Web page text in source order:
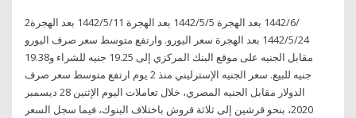
2‏‏/6‏‏/1442 بعد الهجرة 5‏‏/5‏‏/1442 بعد الهجرة 11‏‏/5‏‏/1442 بعد الهجرة
24‏‏/5‏‏/1442 بعد الهجرة سعر اليورو. وارتفع متوسط سعر صرف اليورو
مقابل الجنيه على موقع البنك المركزي إلى 19.25 جنيه للشراء و19.38
جنيه للبيع. سعر الجنيه الإسترليني منذ 2 يوم ارتفع متوسط سعر صرف
الدولار مقابل الجنيه المصري، خلال تعاملات اليوم الإثنين 28 ديسمبر
2020، بنحو قرشين إلى ثلاثة قروش باختلاف البنوك، فيما سجل السعر